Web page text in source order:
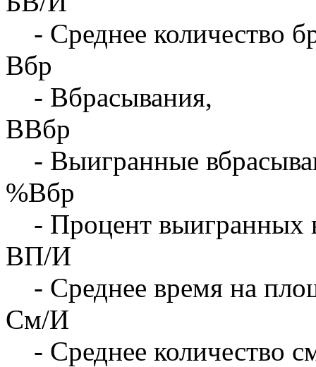
- Среднее количество
Вбр
- Вбрасывания,
ВВбр
- Выигранные
%Вбр
- Процент выигранных
ВП/И
- Среднее время на
См/И
- Среднее количество